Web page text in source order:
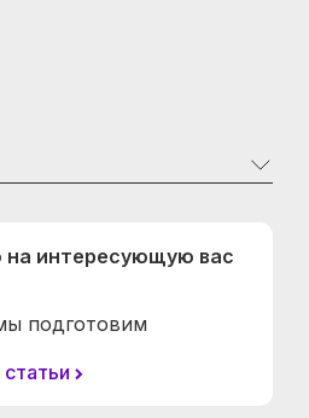
интересующую вас
подготовим